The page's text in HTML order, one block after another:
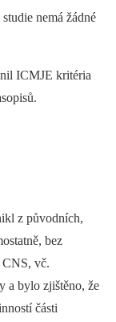
nemá žádné
ICMJE kritéria
z původních,
bez
CNS, vč.
a bylo zjištěno, že
části